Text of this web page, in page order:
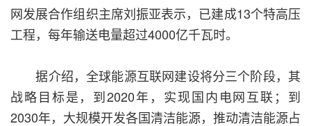
网发展合作组织主席刘振亚表示，已建成13个特高压
工程，每年输送电量超过4000亿千瓦时。
据介绍，全球能源互联网建设将分三个阶段，其
战略目标是，到2020年，实现国内电网互联；到
2030年，大规模开发各国清洁能源，推动清洁能源占